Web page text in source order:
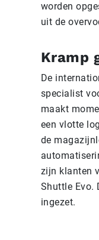
worden
uit de
Kramp
De
specialist
maakt
een vlotte
de
zijn klanten
Shuttle Evo.
ingezet.